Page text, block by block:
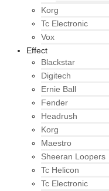
Korg
Tc Electronic
Vox
Effect
Blackstar
Digitech
Ernie Ball
Fender
Headrush
Korg
Maestro
Sheeran Loopers
Tc Helicon
Tc Electronic